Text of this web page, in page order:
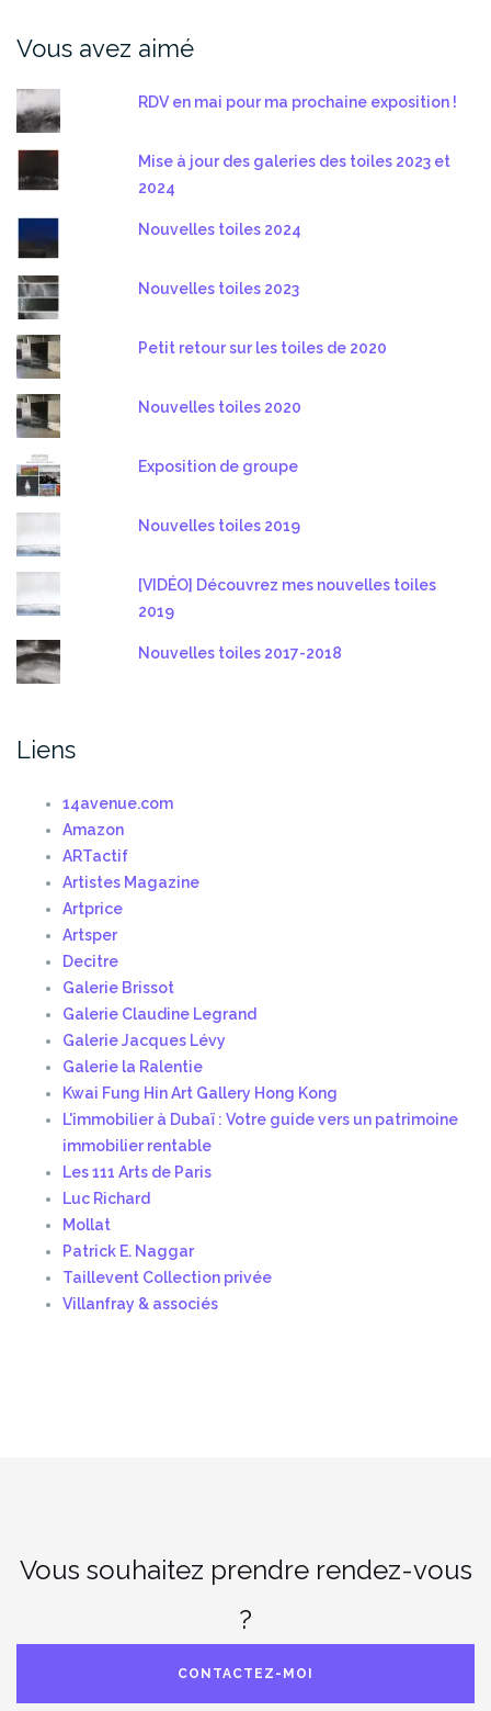
Vous avez aimé
RDV en mai pour ma prochaine exposition !
Mise à jour des galeries des toiles 2023 et
2024
Nouvelles toiles 2024
Nouvelles toiles 2023
Petit retour sur les toiles de 2020
Nouvelles toiles 2020
Exposition de groupe
Nouvelles toiles 2019
[VIDÉO] Découvrez mes nouvelles toiles
2019
Nouvelles toiles 2017-2018
Liens
14avenue.com
Amazon
ARTactif
Artistes Magazine
Artprice
Artsper
Decitre
Galerie Brissot
Galerie Claudine Legrand
Galerie Jacques Lévy
Galerie la Ralentie
Kwai Fung Hin Art Gallery Hong Kong
L'immobilier à Dubaï : Votre guide vers un patrimoine
immobilier rentable
Les 111 Arts de Paris
Luc Richard
Mollat
Patrick E. Naggar
Taillevent Collection privée
Villanfray & associés
Vous souhaitez prendre rendez-vous
?
CONTACTEZ-MOI